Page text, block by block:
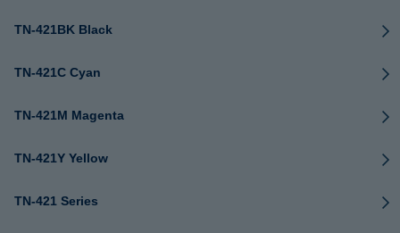
TN-421BK Black
TN-421C Cyan
TN-421M Magenta
TN-421Y Yellow
TN-421 Series